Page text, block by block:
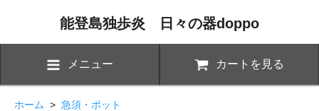
能登島独歩炎 日々の器doppo
メニュー カートを見る
ホーム > 急須・ポット